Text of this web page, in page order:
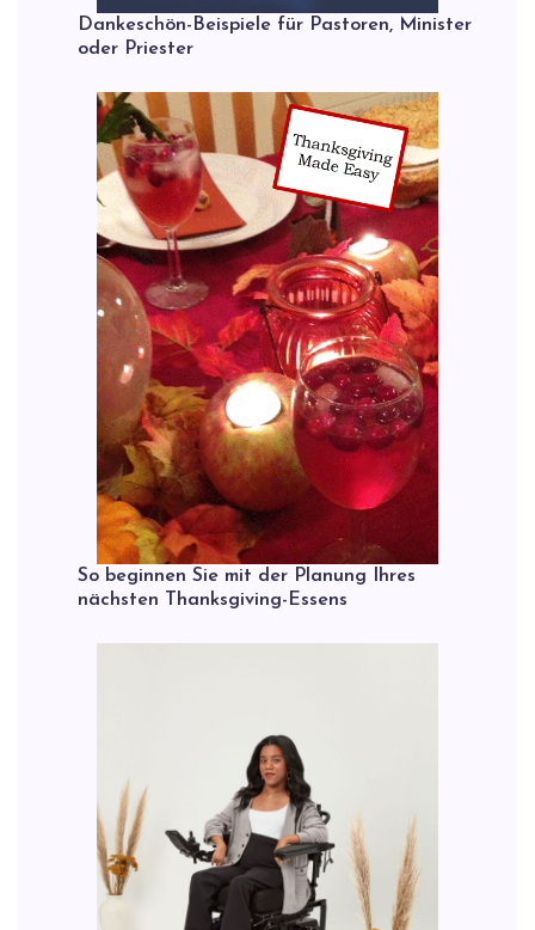
Dankeschön-Beispiele für Pastoren, Minister
oder Priester
So beginnen Sie mit der Planung Ihres
nächsten Thanksgiving-Essens